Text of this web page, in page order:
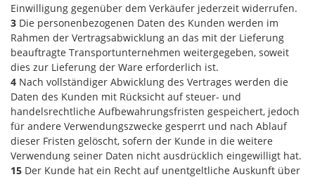
Einwilligung gegenüber dem Verkäufer jederzeit widerrufen.
3 Die personenbezogenen Daten des Kunden werden im
Rahmen der Vertragsabwicklung an das mit der Lieferung
beauftragte Transportunternehmen weitergegeben, soweit
dies zur Lieferung der Ware erforderlich ist.
4 Nach vollständiger Abwicklung des Vertrages werden die
Daten des Kunden mit Rücksicht auf steuer- und
handelsrechtliche Aufbewahrungsfristen gespeichert, jedoch
für andere Verwendungszwecke gesperrt und nach Ablauf
dieser Fristen gelöscht, sofern der Kunde in die weitere
Verwendung seiner Daten nicht ausdrücklich eingewilligt hat.
15 Der Kunde hat ein Recht auf unentgeltliche Auskunft über